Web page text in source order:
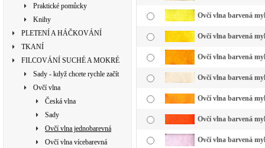
Praktické pomůcky
Knihy
PLETENÍ A HÁČKOVÁNÍ
TKANÍ
FILCOVÁNÍ SUCHÉ A MOKRÉ
Sady - když chcete rychle začít
Ovčí vlna
Česká vlna
Sady
Ovčí vlna jednobarevná
Ovčí vlna vícebarevná
Ovčí vlna barvená
Ovčí vlna barvená
Ovčí vlna barvená
Ovčí vlna barvená
Ovčí vlna barvená
Ovčí vlna barvená
Ovčí vlna barvená